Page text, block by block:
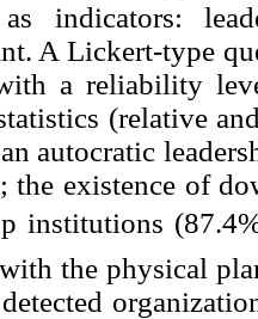
as indicators:
A Lickert-type
a reliability
(relative
autocratic
the existence of
institutions
the physical